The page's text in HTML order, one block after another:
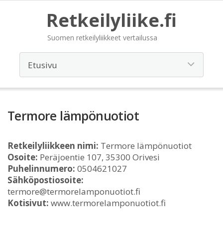
Retkeilyliike.fi
Suomen retkeilyliikkeet vertailussa
Termore lämpönuotiot
Retkeilyliikkeen nimi: Termore lämpönuotiot
Osoite: Peräjoentie 107, 35300 Orivesi
Puhelinnumero: 0504621027
Sähköpostiosoite:
termore@termorelamponuotiot.fi
Kotisivut: www.termorelamponuotiot.fi